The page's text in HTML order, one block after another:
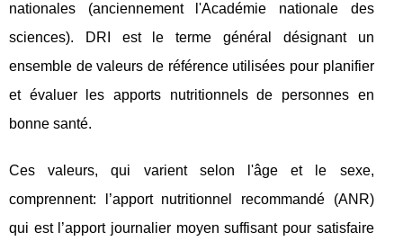
nationales (anciennement l'Académie nationale des
sciences). DRI est le terme général désignant un
ensemble de valeurs de référence utilisées pour planifier
et évaluer les apports nutritionnels de personnes en
bonne santé.
Ces valeurs, qui varient selon l'âge et le sexe,
comprennent: l’apport nutritionnel recommandé (ANR)
qui est l’apport journalier moyen suffisant pour satisfaire